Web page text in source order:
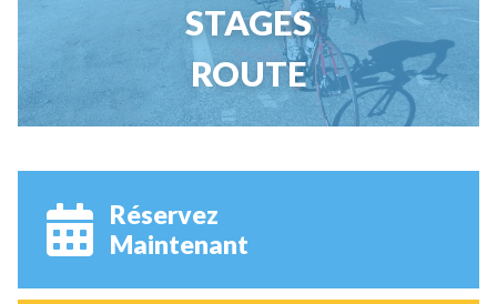
STAGES
ROUTE
Réservez
Maintenant